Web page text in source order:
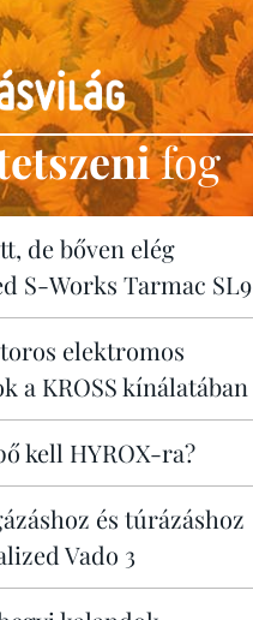
fog
de bőven elég
S-Works Tarmac SL9
elektromos
a KROSS kínálatában
kell HYROX-ra?
és túrázáshoz
Vado 3